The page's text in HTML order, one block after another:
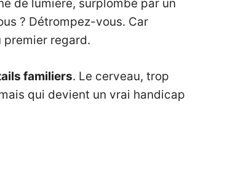
de lumière, surplombé par un
? Détrompez-vous. Car
premier regard.
familiers. Le cerveau, trop
qui devient un vrai handicap